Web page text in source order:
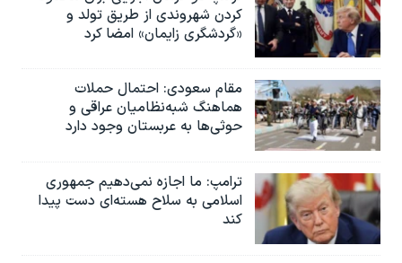
کردن شهروندی از طریق تولد و
«گردشگری زایمان» امضا کرد
مقام سعودی: احتمال حملات
هماهنگ شبه‌نظامیان عراقی و
حوثی‌ها به عربستان وجود دارد
ترامپ: ما اجازه نمی‌دهیم جمهوری
اسلامی به سلاح هسته‌ای دست پیدا
کند